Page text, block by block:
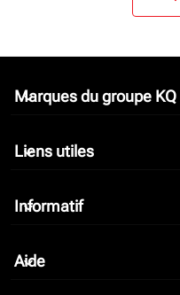
Marques du groupe KQ
keyboard_arrow_down
Liens utiles
keyboard_arrow_down
Informatif
keyboard_arrow_down
Aide
keyboard_arrow_down